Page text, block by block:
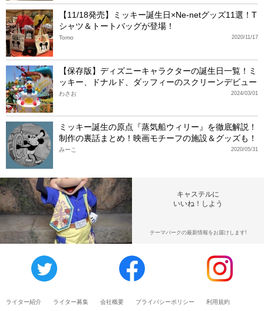
【11/18発売】ミッキー誕生日×Ne-netグッズ11選！T
シャツ＆トートバッグが登場！
2020/11/17
Tomo
【保存版】ディズニーキャラクターの誕生日一覧！ミ
ッキー、ドナルド、ダッフィーのスクリーンデビュー
2024/03/01
わさお
ミッキー誕生の原点『蒸気船ウィリー』を徹底解説！
制作の裏話まとめ！映画モチーフの施設＆グッズも！
2020/05/31
みーこ
キャステルに
いいね！しよう
テーマパークの最新情報をお届けします!
ライター紹介 ライター募集 会社概要 プライバシーポリシー 利用規約